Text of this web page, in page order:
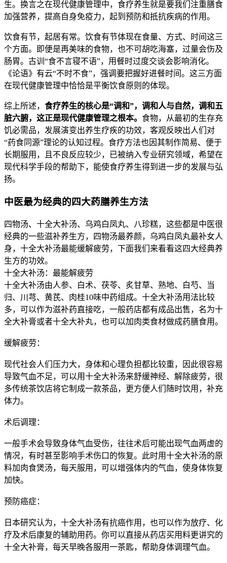
生。换言之在现代健康管理中，食疗养生就是要我们注重膳食
加强营养，提高自身免疫力，起到预防和抵抗疾病的作用。
饮食有节，起居有常。饮食有节体现在食量、方式、时间这三
个方面。即便是再美味的食物，也不可胡吃海塞，过量会伤及
肠胃。古训“食不言寝不语”，用餐时过度交谈会影响消化。
《论语》有云“不时不食”，强调要把握好进餐时间。这三方面
在现代健康管理中恰恰是平衡饮食原则的体现。
综上所述， 食疗养生的核心是“调和”，调和人与自然，调和五
脏六腑，这正是现代健康管理之根本。 食物，从最初的生存充
饥必需品，发展演变出养生疗疾的功效，客观反映出人们对
“药食同源”理论的认知过程。食疗方法也因其制作简易、便于
长期服用，且不良反应较少，已被纳入专业研究领域，希望在
现代科学手段的帮助下，能使食疗养生得到进一步的发展与弘
扬。
中医最为经典的四大药膳养生方法
四物汤、十全大补汤、乌鸡白凤丸、八珍糕，这些都是中医很
经典的一些滋补养生方，四物汤最养颜，乌鸡白凤丸最补女人
身，十全大补汤最能缓解疲劳，下面我们来看看这四大经典养
生方的功效。
十全大补汤：最能解疲劳
十全大补汤由人参、白术、茯苓、炙甘草、熟地、白芍、当
归、川芎、黄芪、肉桂10味中药组成。十全大补汤用法比较
多，可以作为滋补药直接吃，一般药店都有成品出售，名为十
全大补膏或者十全大补丸，也可以加肉类食材做成药膳食用。
缓解疲劳：
现代社会人们压力大，身体和心理负担都比较重，因此很容易
导致气血不足，可以用十全大补汤来舒缓神经、解除疲劳，很
多传统茶饮店将它制成一款茶品，更方便人们随时饮用，补充
体力。
术后调理：
一般手术会导致身体气血受伤，往往术后可能出现气血两虚的
情况，有时甚至影响手术伤口的恢复。此时用十全大补汤的原
料加肉食煲汤，每天服用，可以增强体内的气血，使身体恢复
加快。
预防癌症：
日本研究认为，十全大补汤有抗癌作用，也可以作为放疗、化
疗及术后康复的辅助用药。你可以直接从药店买用料更讲究的
十全大补膏，每天早晚各服用一茶匙，帮助身体调理气血。